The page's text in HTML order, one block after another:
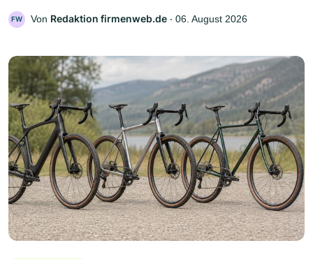
FW Von Redaktion firmenweb.de ‧ 06. August 2026